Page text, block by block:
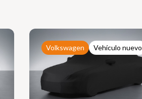
Volkswagen Vehículo nuevo